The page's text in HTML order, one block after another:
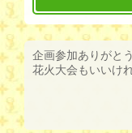
企画参加ありがと
花火大会もいいけ